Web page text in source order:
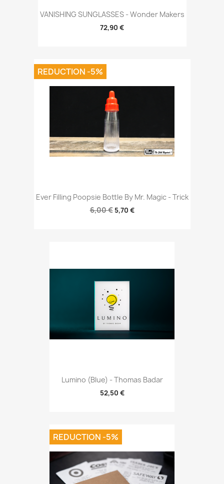
VANISHING SUNGLASSES - Wonder Makers
72,90 €
Ever Filling Poopsie Bottle By Mr. Magic - Trick
6,00 € 5,70 €
REDUCTION -5%
Lumino (Blue) - Thomas Badar
52,50 €
REDUCTION -5%